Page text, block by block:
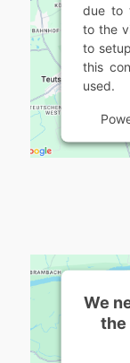
due to
to the
to
this
used.
We
the